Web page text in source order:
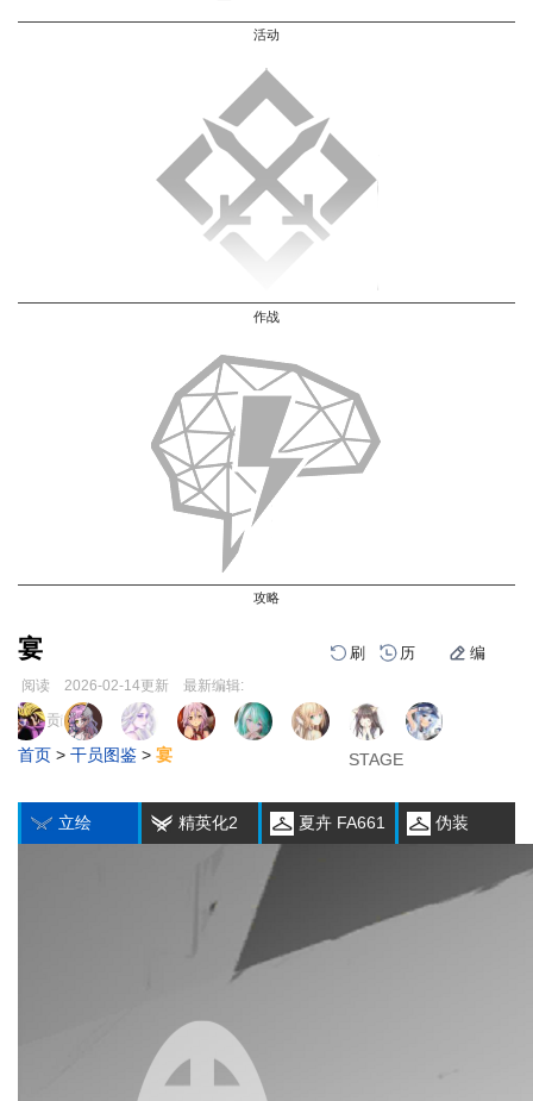
活动
作战
攻略
宴 刷 历 编
阅读 2026-02-14更新 最新编辑:
跳
到
导
跳
到
搜
页面贡献者 :
首页 > 干员图鉴 > 宴
立绘 精英化2 夏卉 FA661 伪装
1
STAGE
2
STAGE
3
STAGE